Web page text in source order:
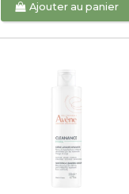
Ajouter au panier